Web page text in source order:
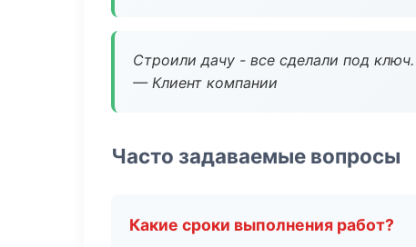
Строили дачу - все сделали под
— Клиент компании
Часто задаваемые вопросы
Какие сроки выполнения работ?